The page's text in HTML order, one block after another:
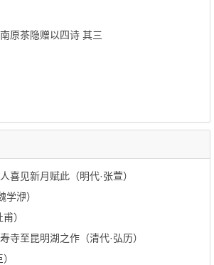
原茶隐赠以四诗 其三
喜见新月赋此（明代·张萱）
学洢）
）
寺至昆明湖之作（清代·弘历）